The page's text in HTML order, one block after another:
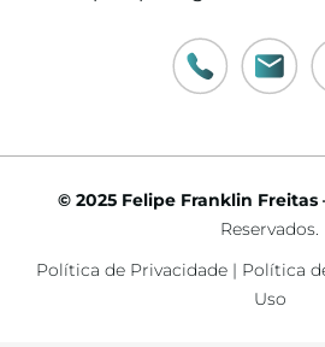
© 2025 Felipe Franklin Freitas
Reservados.
Política de Privacidade| Política
Uso